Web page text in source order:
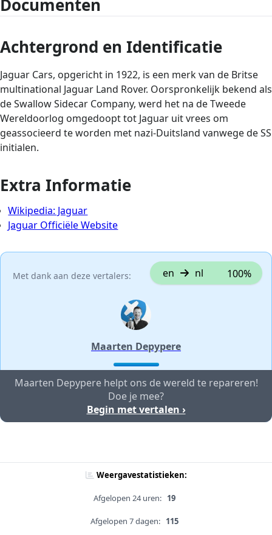
Documenten
Achtergrond en Identificatie
Jaguar Cars, opgericht in 1922, is een merk van de Britse
multinational Jaguar Land Rover. Oorspronkelijk bekend als
de Swallow Sidecar Company, werd het na de Tweede
Wereldoorlog omgedoopt tot Jaguar uit vrees om
geassocieerd te worden met nazi-Duitsland vanwege de SS
initialen.
Extra Informatie
Wikipedia: Jaguar
Jaguar Officiële Website
Met dank aan deze vertalers: en nl 100%
Maarten Depypere
Maarten Depypere helpt ons de wereld te repareren!
Doe je mee?
Begin met vertalen ›
Weergavestatistieken:
Afgelopen 24 uren: 19
Afgelopen 7 dagen: 115